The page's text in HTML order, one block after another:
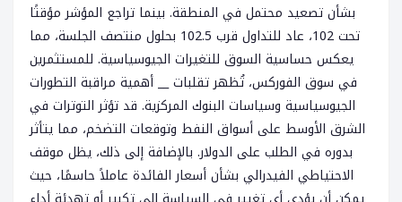
بشأن تصعيد محتمل في المنطقة. بينما تراجع المؤشر مؤقتًا
تحت 102، عاد للتداول قرب 102.5 بحلول منتصف الجلسة، مما
يعكس حساسية السوق للتغيرات الجيوسياسية. للمستثمرين
في سوق الفوركس، تُظهر تقلبات __ أهمية مراقبة التطورات
الجيوسياسية وسياسات البنوك المركزية. قد تؤثر التوترات في
الشرق الأوسط على أسواق النفط وتوقعات التضخم، مما يتأثر
بدوره في الطلب على الدولار. بالإضافة إلى ذلك، يظل موقف
الاحتياطي الفيدرالي بشأن أسعار الفائدة عاملاً حاسمًا، حيث